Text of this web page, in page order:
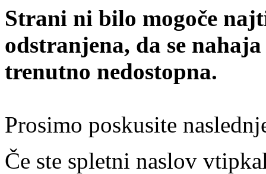
Strani ni bilo mogoče
odstranjena, da se
trenutno nedostopna.
Prosimo poskusite
Če ste spletni naslov